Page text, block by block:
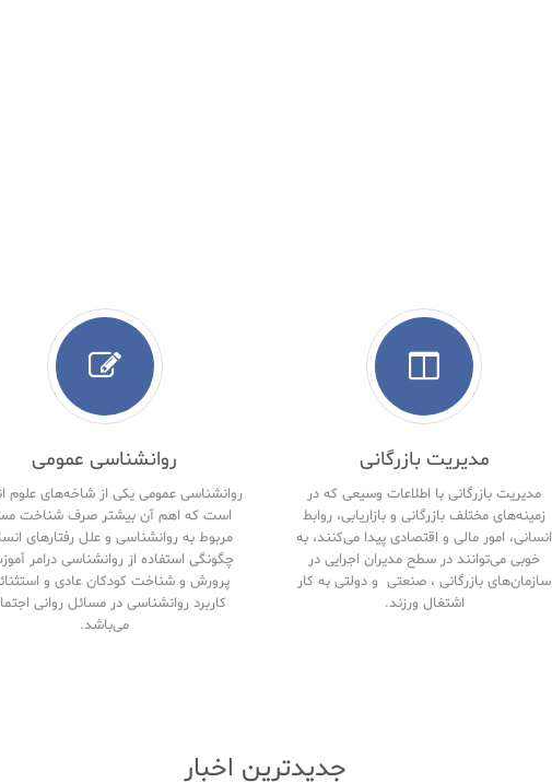
مدیریت بازرگانی
مدیریت بازرگانی با اطلاعات وسیعی که در
زمینه‌های مختلف بازرگانی و بازاریابی، روابط
انسانی، امور مالی و اقتصادی پیدا می‌کنند، به
خوبی می‌توانند در سطح مدیران اجرایی در
سازمان‌های بازرگانی ، صنعتی و دولتی به کار
اشتغال ورزند.
روانشناسی عمومی
روانشناسی عمومی یکی از شاخه‌های علوم
است که اهم آن بیشتر صرف شناخت
مربوط به روانشناسی و علل رفتارهای
چگونگی استفاده از روانشناسی درامر
پرورش و شناخت کودکان عادی و
کاربرد روانشناسی در مسائل روانی
می‌باشد.
جدیدترین اخبار